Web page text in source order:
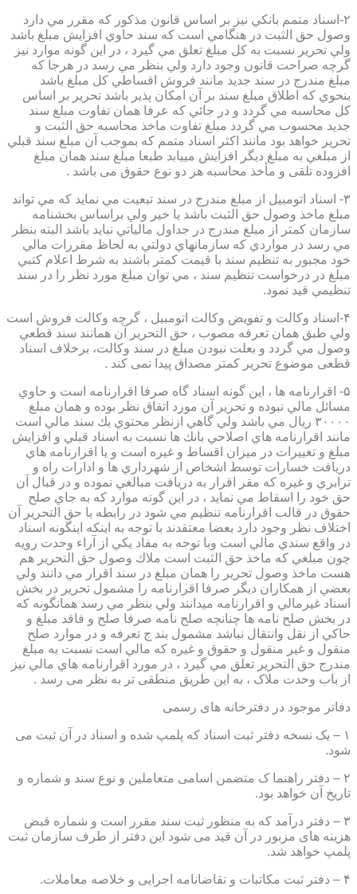
۲-اسناد متمم بانكي نيز بر اساس قانون مذكور كه مقرر مي دارد
وصول حق الثبت در هنگامي است كه سند حاوي افزايش مبلغ باشد
ولي تحرير نسبت به كل مبلغ تعلق مي گيرد ، در اين گونه موارد نيز
گرچه صراحت قانون وجود دارد ولي بنظر مي رسد در هرجا كه
مبلغ مندرج در سند جديد مانند فروش اقساطي كل مبلغ باشد
بنحوي كه اطلاق مبلغ سند بر آن امكان پذير باشد تحرير بر اساس
كل محاسبه مي گردد و در جائي كه عرفا همان تفاوت مبلغ سند
جديد محسوب مي گردد مبلغ تفاوت ماخذ محاسبه حق الثبت و
تحرير خواهد بود مانند اكثر اسناد متمم كه بموجب آن مبلغ سند قبلي
از مبلغي به مبلغ ديگر افزايش مييابد طبعا مبلغ سند همان مبلغ
افزوده تلقی و مأخذ محاسبه هر دو نوع حقوق می باشد .
۳- اسناد اتومبيل از مبلغ مندرج در سند تبعيت مي نمايد كه مي تواند
مبلغ ماخذ وصول حق الثبت باشد يا خير ولي براساس بخشنامه
سازمان كمتر از مبلغ مندرج در جداول مالياتي نبايد باشد البته بنظر
مي رسد در مواردي كه سازمانهاي دولتي به لحاظ مقررات مالي
خود مجبور به تنظيم سند با قيمت كمتر باشند به شرط اعلام كتبي
مبلغ در درخواست تنظيم سند ، مي توان مبلغ مورد نظر را در سند
تنظيمي قيد نمود.
۴-اسناد وكالت و تفويض وكالت اتومبيل ، گرچه وكالت فروش است
ولي طبق همان تعرفه مصوب ، حق التحرير آن همانند سند قطعي
وصول مي گردد و بعلت نبودن مبلغ در سند وكالت، برخلاف اسناد
قطعی موضوع تحریر کمتر مصداق پیدا نمی کند .
۵- اقرارنامه ها ، اين گونه اسناد گاه صرفا اقرارنامه است و حاوي
مسائل مالي نبوده و تحرير آن مورد اتفاق نظر بوده و همان مبلغ
۳۰۰۰۰ ريال مي باشد ولي گاهي ازنظر محتوي يك سند مالي است
مانند اقرارنامه هاي اصلاحي بانك ها نسبت به اسناد قبلي و افزايش
مبلغ و تغييرات در ميزان اقساط و غيره است و يا اقرارنامه هاي
دريافت خسارات توسط اشخاص از شهرداري ها و ادارات راه و
ترابري و غيره كه مقر اقرار به دريافت مبالغي نموده و در قبال آن
حق خود را اسقاط مي نمايد ، در اين گونه موارد كه به جاي صلح
حقوق در قالب اقرارنامه تنظيم مي شود در رابطه با حق التحرير آن
اختلاف نظر وجود دارد بعضا معتقدند با توجه به اينكه اينگونه اسناد
در واقع سندي مالي است وبا توجه به مفاد يكي از آراء وحدت رويه
چون مبلغي كه ماخذ حق الثبت است ملاك وصول حق التحرير هم
هست ماخذ وصول تحرير را همان مبلغ در سند اقرار مي دانند ولي
بعضي از همكاران ديگر صرفا اقرارنامه را مشمول تحرير در بخش
اسناد غيرمالي و اقرارنامه ميدانند ولي بنظر مي رسد همانگونه كه
در بخش صلح نامه ها چنانچه صلح نامه صرفا صلح و فاقد مبلغ و
حاكي از نقل وانتقال نباشد مشمول بند ج تعرفه و در موارد صلح
منقول و غير منقول و حقوق و غيره كه مالي است نسبت به مبلغ
مندرج حق التحرير تعلق مي گيرد ، در مورد اقرارنامه هاي مالي نيز
از باب وحدت ملاک ، به این طریق منطقی تر به نظر می رسد .
دفاتر موجود در دفترخانه های رسمی
۱ – یک نسخه دفتر ثبت اسناد که پلمپ شده و اسناد در آن ثبت می
شود.
۲ – دفتر راهنما ک متضمن اسامی متعاملین و نوع سند و شماره و
تاریخ آن خواهد بود.
۳ – دفتر درآمد که به منظور ثبت سند مقرر است و شماره قبض
هزینه های مزبور در آن قید می شود این دفتر از طرف سازمان ثبت
پلمپ خواهد شد.
۴ – دفتر ثبت مکاتبات و تقاضانامه اجرایی و خلاصه معاملات.